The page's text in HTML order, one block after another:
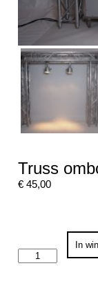
Truss
€ 45,00
ombouw
bar
In